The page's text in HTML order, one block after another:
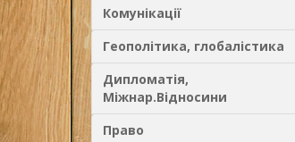
Комунікації
Геополітика, глобалістика
Дипломатія,
Міжнар.Відносини
Право